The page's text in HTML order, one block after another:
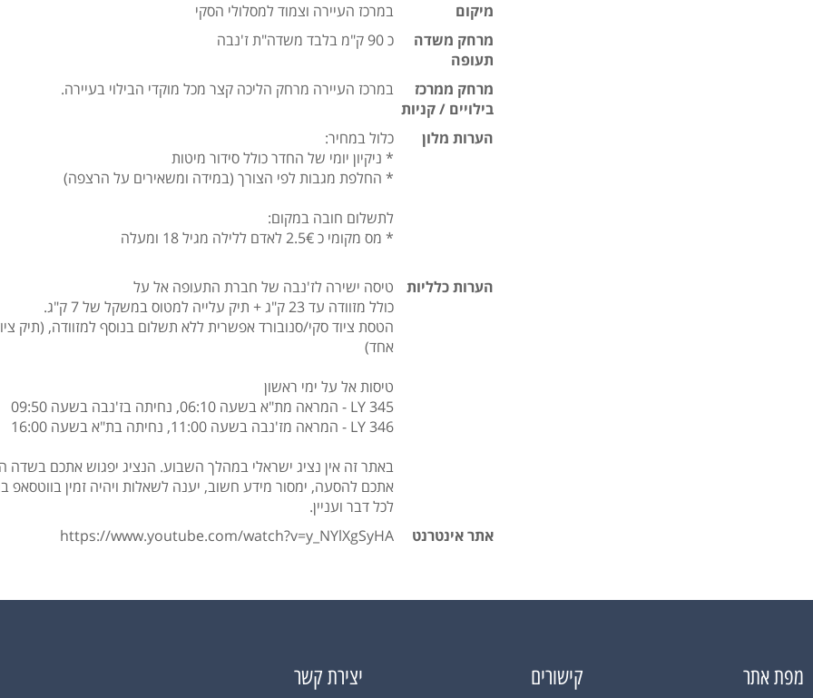
מיקום
במרכז העיירה וצמוד למסלולי הסקי
מרחק משדה
תעופה
כ 90 ק"מ בלבד משדה"ת ז'נבה
מרחק ממרכז
בילויים / קניות
במרכז העיירה מרחק הליכה קצר מכל מוקדי הבילוי בעיירה.
הערות מלון
כלול במחיר:
* ניקיון יומי של החדר כולל סידור מיטות
* החלפת מגבות לפי הצורך (במידה ומשאירים על הרצפה)
לתשלום חובה במקום:
* מס מקומי כ 2.5€ לאדם ללילה מגיל 18 ומעלה
הערות כלליות
טיסה ישירה לז'נבה של חברת התעופה אל על
כולל מזוודה עד 23 ק"ג + תיק עלייה למטוס במשקל של 7 ק"ג.
הטסת ציוד סקי/סנובורד אפשרית ללא תשלום בנוסף למזוודה, (תיק
אחד)
טיסות אל על ימי ראשון
LY 345 - המראה מת"א בשעה 06:10, נחיתה בז'נבה בשעה 09:50
LY 346 - המראה מז'נבה בשעה 11:00, נחיתה בת"א בשעה 16:00
באתר זה אין נציג ישראלי במהלך השבוע. הנציג יפגוש אתכם בשדה
אתכם להסעה, ימסור מידע חשוב, יענה לשאלות ויהיה זמין
לכל דבר ועניין.
אתר אינטרנט
https://www.youtube.com/watch?v=y_NYlXgSyHA
מפת אתר קישורים יצירת קשר